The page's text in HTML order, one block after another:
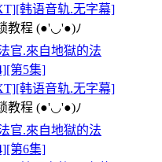
韩语音轨.无字幕]
教程 (●'◡'●)ﾉ
官.來自地獄的法
第5集]
韩语音轨.无字幕]
教程 (●'◡'●)ﾉ
官.來自地獄的法
第6集]